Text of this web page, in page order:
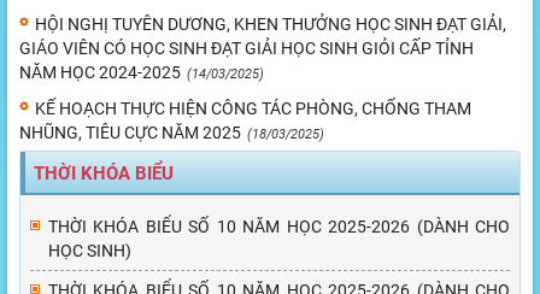
HỘI NGHỊ TUYÊN DƯƠNG, KHEN THƯỞNG HỌC SINH ĐẠT GIẢI,
GIÁO VIÊN CÓ HỌC SINH ĐẠT GIẢI HỌC SINH GIỎI CẤP TỈNH
NĂM HỌC 2024-2025 (14/03/2025)
KẾ HOẠCH THỰC HIỆN CÔNG TÁC PHÒNG, CHỐNG THAM
NHŨNG, TIÊU CỰC NĂM 2025 (18/03/2025)
THỜI KHÓA BIỂU
THỜI KHÓA BIỂU SỐ 10 NĂM HỌC 2025-2026 (DÀNH CHO
HỌC SINH)